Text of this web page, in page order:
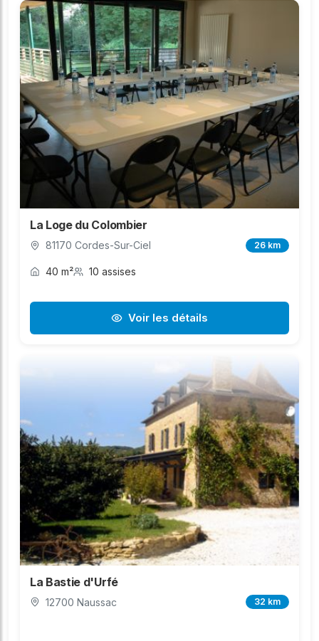
La Loge du Colombier
81170 Cordes-Sur-Ciel 26 km
40 m² 10 assises
Voir les détails
La Bastie d'Urfé
12700 Naussac 32 km